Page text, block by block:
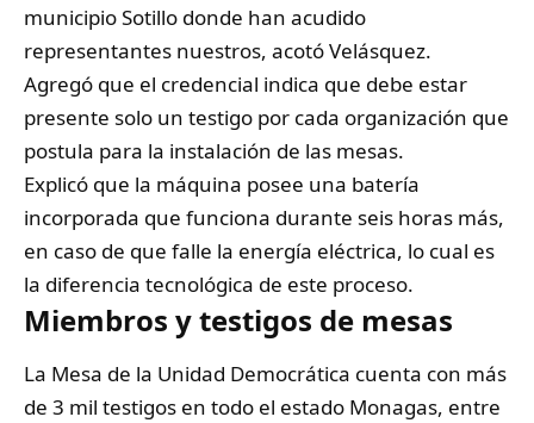
municipio Sotillo donde han acudido
representantes nuestros, acotó Velásquez.
Agregó que el credencial indica que debe estar
presente solo un testigo por cada organización que
postula para la instalación de las mesas.
Explicó que la máquina posee una batería
incorporada que funciona durante seis horas más,
en caso de que falle la energía eléctrica, lo cual es
la diferencia tecnológica de este proceso.
Miembros y testigos de mesas
La Mesa de la Unidad Democrática cuenta con más
de 3 mil testigos en todo el estado Monagas, entre